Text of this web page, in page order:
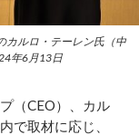
カルロ・テーレン氏（中
年6月13日
（CEO）、カル
で取材に応じ、